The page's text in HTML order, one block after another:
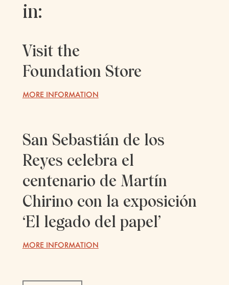
in:
Visit the
Foundation Store
MORE INFORMATION
San Sebastián de los
Reyes celebra el
centenario de Martín
Chirino con la exposición
‘El legado del papel’
MORE INFORMATION